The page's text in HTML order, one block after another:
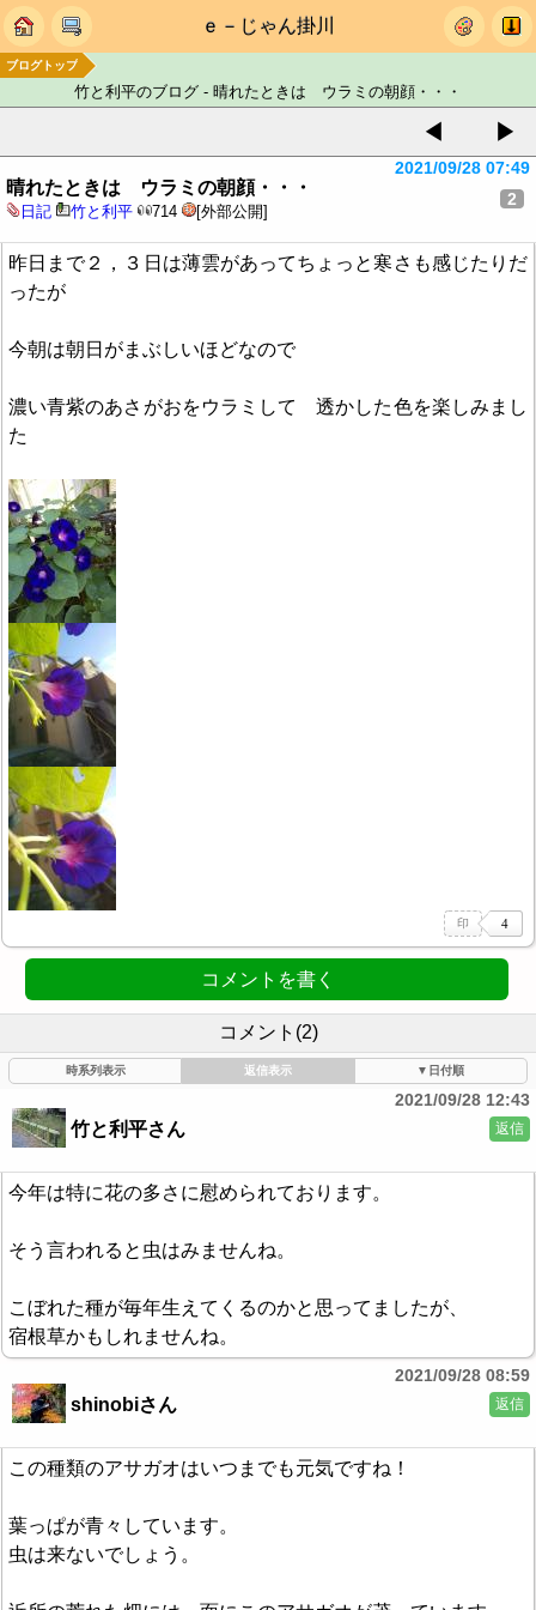
ｅ－じゃん掛川
ブログトップ
竹と利平のブログ - 晴れたときは ウラミの朝顔・・・
◀ ▶
晴れたときは ウラミの朝顔・・・
日記 竹と利平 714 [外部公開]
2021/09/28 07:49
2
昨日まで２，３日は薄雲があってちょっと寒さも感じたりだ
ったが
今朝は朝日がまぶしいほどなので
濃い青紫のあさがおをウラミして 透かした色を楽しみまし
た
コメントを書く
コメント(2)
時系列表示 返信表示 ▼日付順
竹と利平さん
2021/09/28 12:43
返信
今年は特に花の多さに慰められております。
そう言われると虫はみませんね。
こぼれた種が毎年生えてくるのかと思ってましたが、
宿根草かもしれませんね。
shinobiさん
2021/09/28 08:59
返信
この種類のアサガオはいつまでも元気ですね！
葉っぱが青々しています。
虫は来ないでしょう。